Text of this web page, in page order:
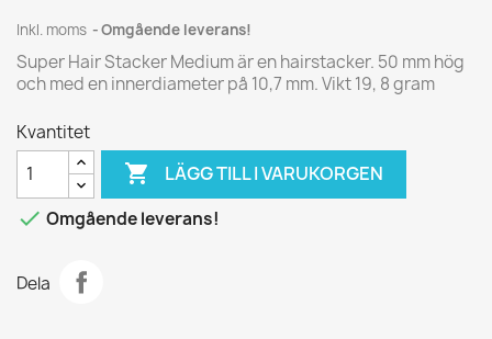
Inkl. moms Omgående leverans!
Super Hair Stacker Medium är en hairstacker. 50 mm hög
och med en innerdiameter på 10,7 mm. Vikt 19, 8 gram
Kvantitet
 LÄGG TILL I VARUKORGEN
 Omgående leverans!
Dela